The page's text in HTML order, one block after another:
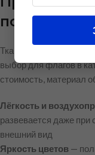
Ткань тафетта из
выбор для флагов в
стоимость, материал
Лёгкость и
развевается даже
внешний вид
Яркость цветов —